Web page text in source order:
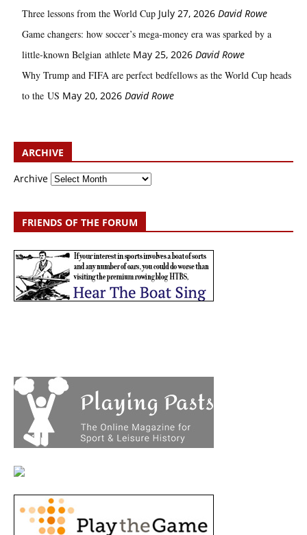
Three lessons from the World Cup July 27, 2026 David Rowe
Game changers: how soccer’s mega‑money era was sparked by a
little‑known Belgian athlete May 25, 2026 David Rowe
Why Trump and FIFA are perfect bedfellows as the World Cup heads
to the US May 20, 2026 David Rowe
ARCHIVE
Archive
FRIENDS OF THE FORUM